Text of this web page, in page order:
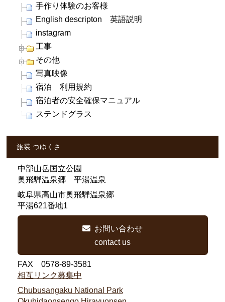
手作り体験のお客様
English descripton 英語説明
instagram
工事
その他
写真映像
宿泊 利用規約
宿泊者の安全確保マニュアル
ステンドグラス
旅装 つゆくさ
中部山岳国立公園
奥飛騨温泉郷 平湯温泉
岐阜県高山市奥飛騨温泉郷
平湯621番地1
お問い合わせ
contact us
FAX 0578-89-3581
相互リンク募集中
Chubusangaku National Park